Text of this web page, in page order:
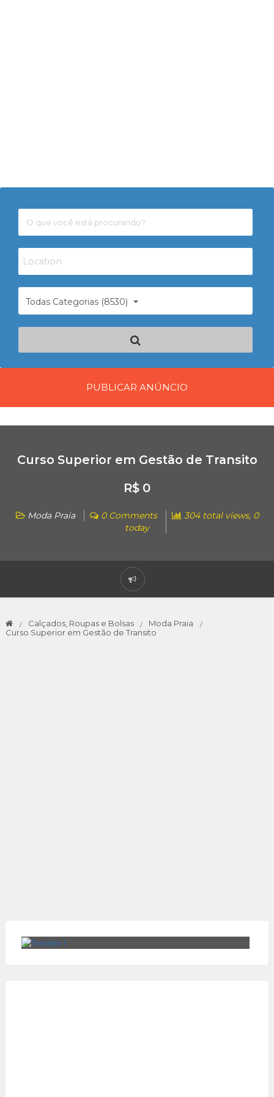
Todas Categorias (8530)
PUBLICAR ANÚNCIO
Curso Superior em Gestão de Transito
R$ 0
Moda Praia 0 Comments
304 total views, 0
today
Calçados, Roupas e Bolsas
Moda Praia
Curso Superior em Gestão de Transito